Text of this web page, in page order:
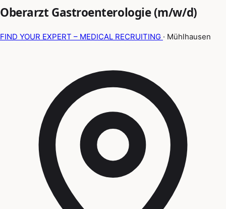
Oberarzt Gastroenterologie (m/w/d)
FIND YOUR EXPERT – MEDICAL RECRUITING · Mühlhausen